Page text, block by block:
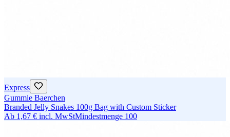
Express
Gummie Baerchen
Branded Jelly Snakes 100g Bag with Custom Sticker
Ab 1,67 € incl. MwStMindestmenge 100